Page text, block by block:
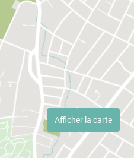
Afficher la carte